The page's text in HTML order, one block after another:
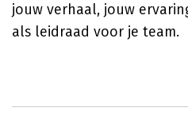
jouw verhaal, jouw
als leidraad voor je team.